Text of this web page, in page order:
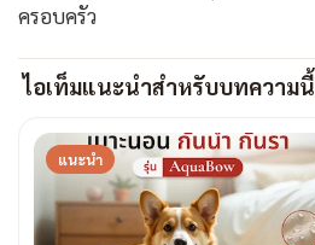
ครอบครัว
ไอเท็มแนะนำสำหรับบทความนี้
แนะนำ